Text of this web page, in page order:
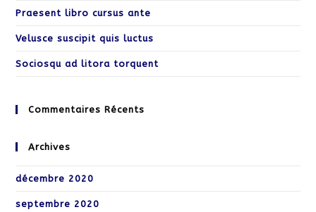
Praesent libro cursus ante
Velusce suscipit quis luctus
Sociosqu ad litora torquent
Commentaires Récents
Archives
décembre 2020
septembre 2020